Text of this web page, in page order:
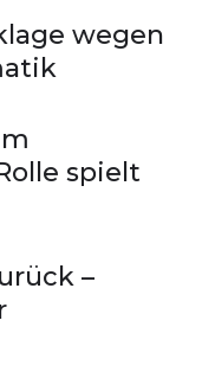
wegen
spielt
–